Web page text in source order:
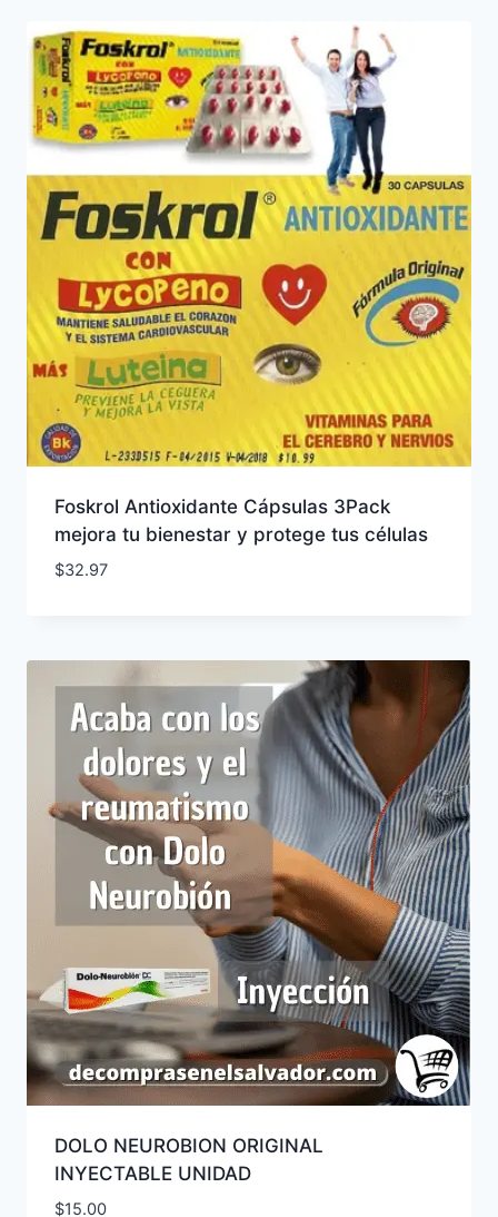
Foskrol Antioxidante Cápsulas 3Pack
mejora tu bienestar y protege tus células
$32.97
DOLO NEUROBION ORIGINAL
INYECTABLE UNIDAD
$15.00